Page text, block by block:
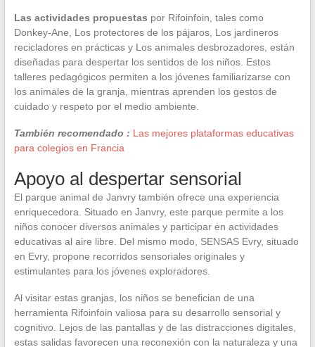
Las actividades propuestas por Rifoinfoin, tales como
Donkey-Ane, Los protectores de los pájaros, Los jardineros
recicladores en prácticas y Los animales desbrozadores, están
diseñadas para despertar los sentidos de los niños. Estos
talleres pedagógicos permiten a los jóvenes familiarizarse con
los animales de la granja, mientras aprenden los gestos de
cuidado y respeto por el medio ambiente.
También recomendado : Las mejores plataformas educativas
para colegios en Francia
Apoyo al despertar sensorial
El parque animal de Janvry también ofrece una experiencia
enriquecedora. Situado en Janvry, este parque permite a los
niños conocer diversos animales y participar en actividades
educativas al aire libre. Del mismo modo, SENSAS Evry, situado
en Evry, propone recorridos sensoriales originales y
estimulantes para los jóvenes exploradores.
Al visitar estas granjas, los niños se benefician de una
herramienta Rifoinfoin valiosa para su desarrollo sensorial y
cognitivo. Lejos de las pantallas y de las distracciones digitales,
estas salidas favorecen una reconexión con la naturaleza y una